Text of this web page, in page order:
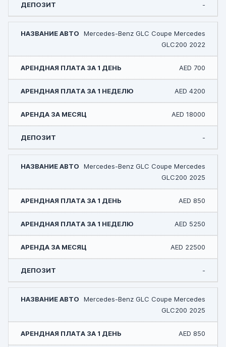
-
Mercedes-Benz GLC Coupe Mercedes
GLC200 2022
AED 700
AED 4200
AED 18000
-
Mercedes-Benz GLC Coupe Mercedes
GLC200 2025
AED 850
AED 5250
AED 22500
-
Mercedes-Benz GLC Coupe Mercedes
GLC200 2025
AED 850